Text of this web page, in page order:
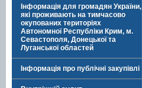
Інформація для громадян України,
які проживають на тимчасово
окупованих територіях
Автономної Республіки Крим, м.
Севастополя, Донецької та
Луганської областей
Інформація про публічні закупівлі